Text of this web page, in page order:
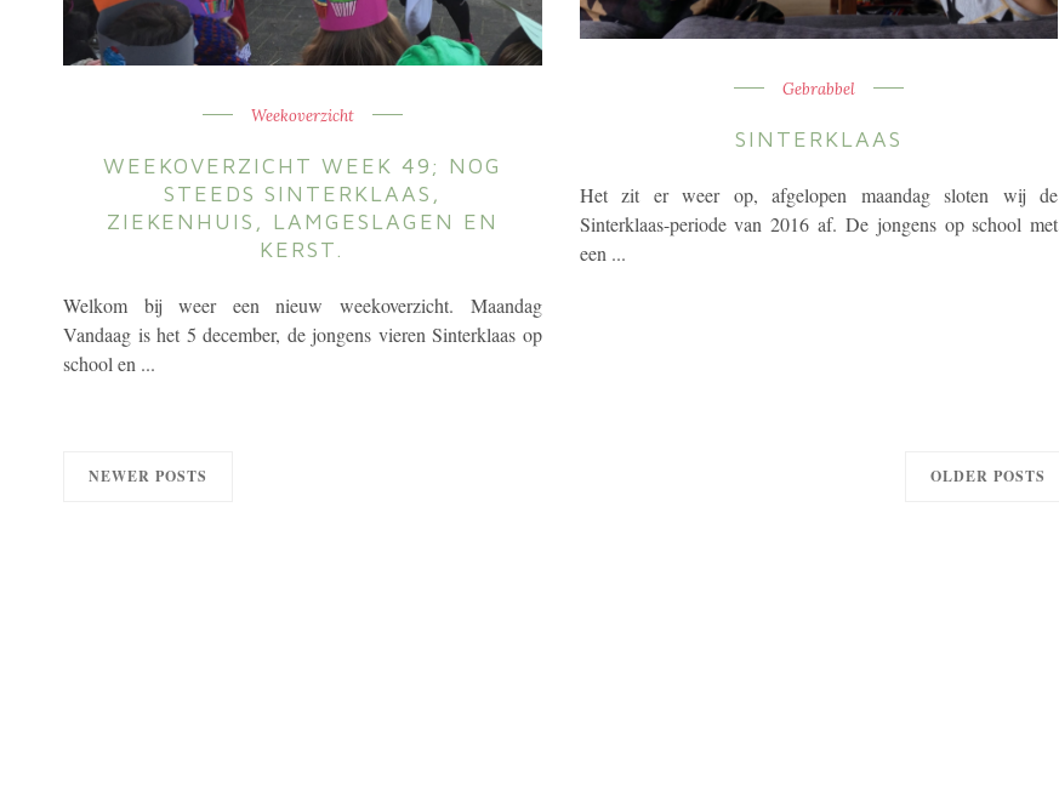
Weekoverzicht
WEEKOVERZICHT WEEK 49; NOG
STEEDS SINTERKLAAS,
ZIEKENHUIS, LAMGESLAGEN EN
KERST.
Welkom bij weer een nieuw weekoverzicht. Maandag
Vandaag is het 5 december, de jongens vieren Sinterklaas op
school en ...
Gebrabbel
SINTERKLAAS
Het zit er weer op, afgelopen maandag sloten wij de
Sinterklaas-periode van 2016 af. De jongens op school met
een ...
NEWER POSTS OLDER POSTS